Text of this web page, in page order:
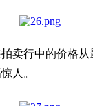
卖行中的价格
人。